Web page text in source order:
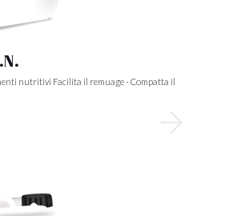
nutritivi Facilita il remuage - Compatta il